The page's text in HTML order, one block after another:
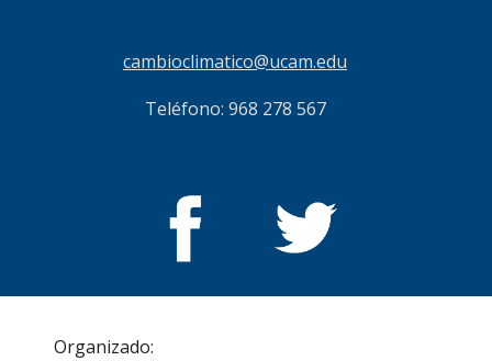
cambioclimatico@ucam.edu
Teléfono: 968 278 567
Organizado: